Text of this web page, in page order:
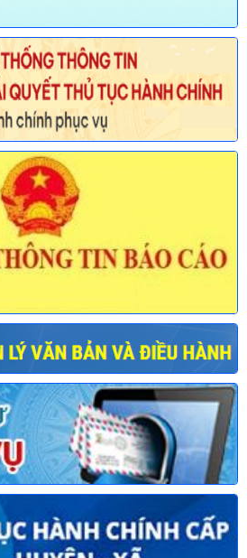
công bố Danh mục thủ tục hành chính
vực an toàn bức xạ và hạt nhân
quản lý của Sở Khoa học và Công
công bố Danh mục thủ tục hành chính
lĩnh vực Viên chức thuộc phạm vi
Nội vụ)